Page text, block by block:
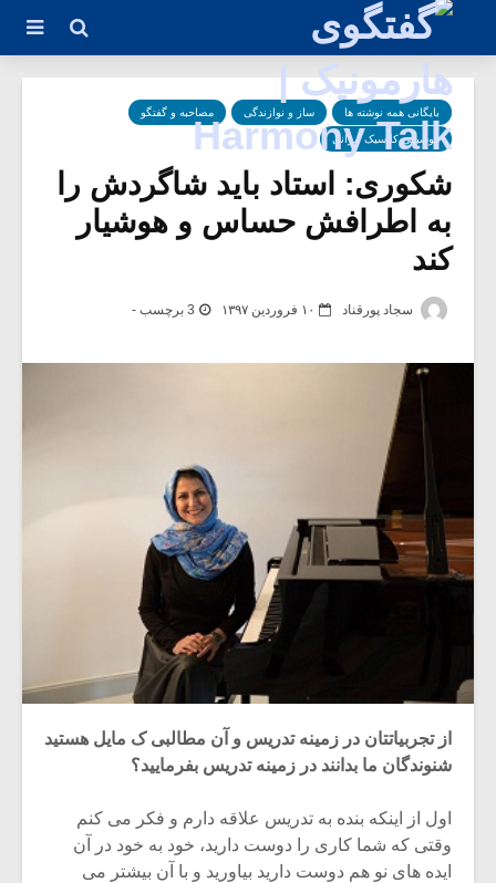
بایگانی همه نوشته ها ساز و نوازندگی مصاحبه و گفتگو
موسیقی کلاسیک ایرانی
شکوری: استاد باید شاگردش را
به اطرافش حساس و هوشیار
کند
سجاد پورقناد ۱۰ فروردین ۱۳۹۷ 3 برچسب -
از تجربیاتتان در زمینه تدریس و آن مطالبی ک مایل هستید
شنوندگان ما بدانند در زمینه تدریس بفرمایید؟
اول از اینکه بنده به تدریس علاقه دارم و فکر می کنم
وقتی که شما کاری را دوست دارید، خود به خود در آن
ایده های نو هم دوست دارید بیاورید و با آن بیشتر می